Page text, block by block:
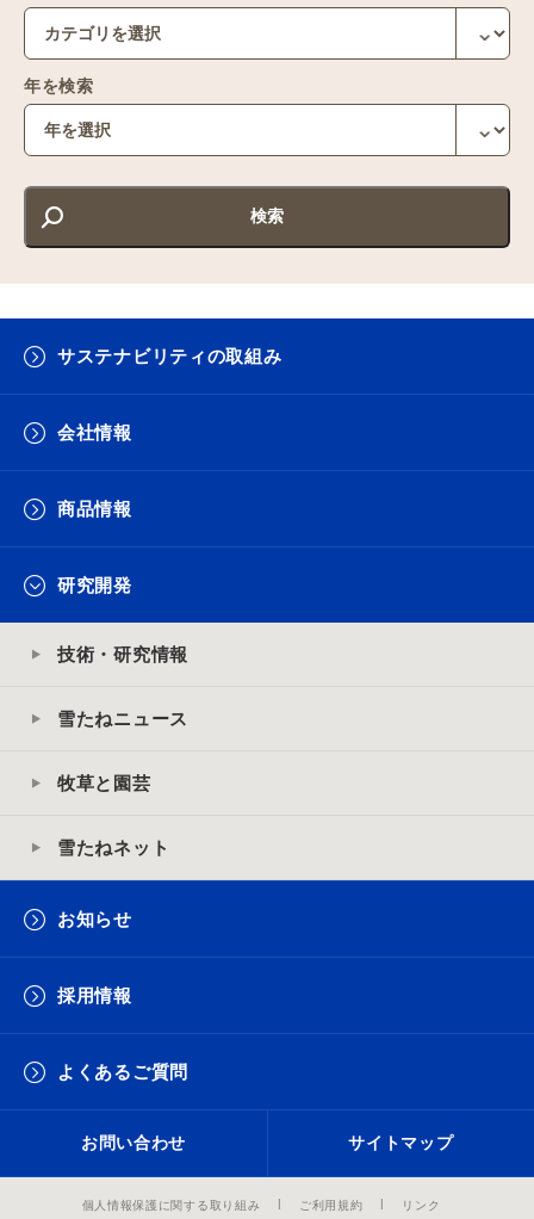
年を検索
サステナビリティの取組み
会社情報
商品情報
研究開発
技術・研究情報
雪たねニュース
牧草と園芸
雪たねネット
お知らせ
採用情報
よくあるご質問
お問い合わせ サイトマップ
個人情報保護に関する取り組み ご利用規約 リンク